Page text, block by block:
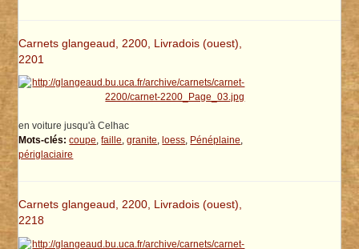
Carnets glangeaud, 2200, Livradois (ouest),
2201
en voiture jusqu'à Celhac
Mots-clés: coupe,faille,granite, loess, Pénéplaine,
périglaciaire
Carnets glangeaud, 2200, Livradois (ouest),
2218